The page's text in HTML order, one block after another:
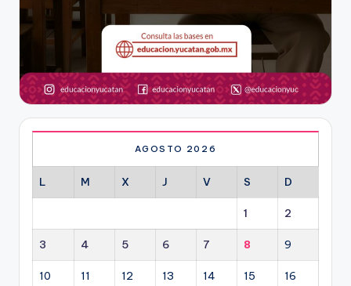
AGOSTO 2026
L M X J V S D
1 2
3 4 5 6 7 8 9
10 11 12 13 14 15 16